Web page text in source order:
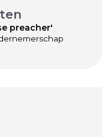
preacher'